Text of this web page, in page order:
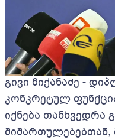
გივი მიქანაძე -
კონკრეტულ
იქნება თანხვედრა
მიმართულებებთან,